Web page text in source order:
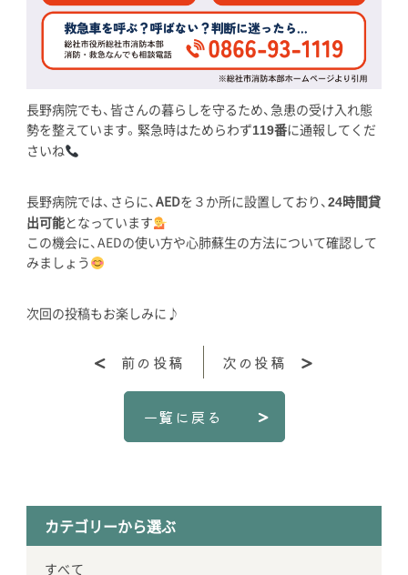
長野病院でも、皆さんの暮らしを守るため、急患の受け入れ態
勢を整えています。緊急時はためらわず119番に通報してくだ
さいね
長野病院では、さらに、AEDを３か所に設置しており、24時間貸
出可能となっています
この機会に、AEDの使い方や心肺蘇生の方法について確認して
みましょう
次回の投稿もお楽しみに♪
一覧に戻る
前の投稿 次の投稿
カテゴリーから選ぶ
すべて